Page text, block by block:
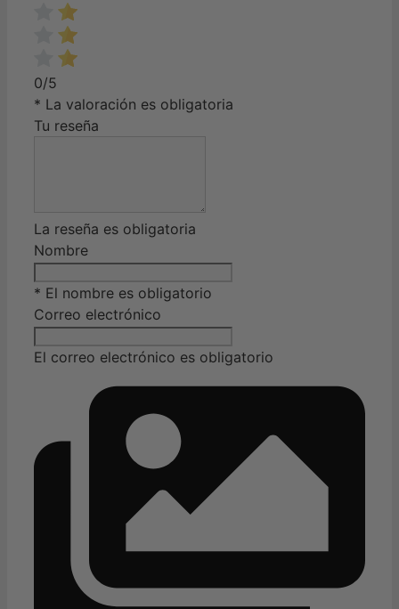
0/5
* La valoración es obligatoria
Tu reseña
La reseña es obligatoria
Nombre
* El nombre es obligatorio
Correo electrónico
El correo electrónico es obligatorio